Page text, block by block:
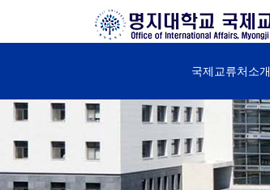
국제교류처소개